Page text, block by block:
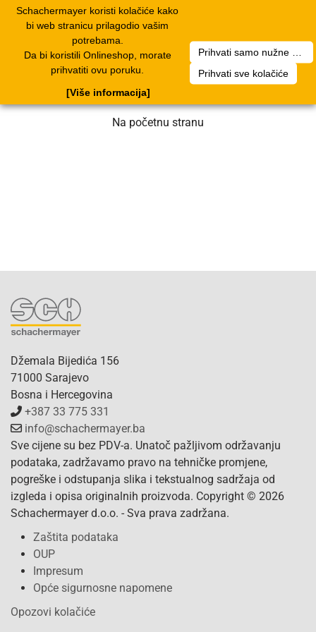
Schachermayer koristi kolačiće kako
bi web stranicu prilagodio vašim
potrebama.
Da bi koristili Onlineshop, morate
prihvatiti ovu poruku.
Prihvati sve kolačiće
[Više informacija]
Nažalost, došlo je do greške. Naš tim
radi na rješenju. Molimo za strpljenje.
Na početnu stranu
Džemala Bijedića 156
71000 Sarajevo
Bosna i Hercegovina
+387 33 775 331
info@schachermayer.ba
Sve cijene su bez PDV-a. Unatoč pažljivom održavanju
podataka, zadržavamo pravo na tehničke promjene,
pogreške i odstupanja slika i tekstualnog sadržaja od
izgleda i opisa originalnih proizvoda. Copyright © 2026
Schachermayer d.o.o. - Sva prava zadržana.
Zaštita podataka
OUP
Impresum
Opće sigurnosne napomene
Opozovi kolačiće